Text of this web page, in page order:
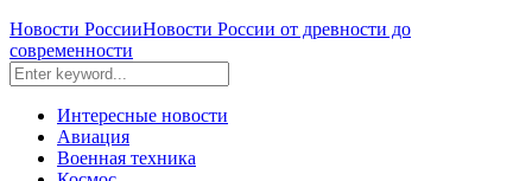
Новости РоссииНовости России от древности до
современности
Интересные новости
Авиация
Военная техника